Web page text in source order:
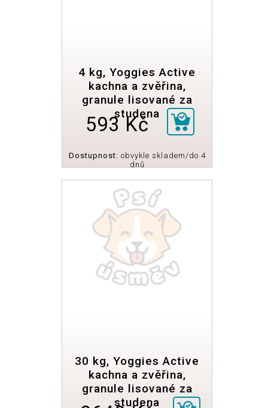
4 kg, Yoggies Active
kachna a zvěřina,
granule lisované za
studena
593 Kč
Dostupnost: obvykle skladem/do 4
dnů
30 kg, Yoggies Active
kachna a zvěřina,
granule lisované za
studena